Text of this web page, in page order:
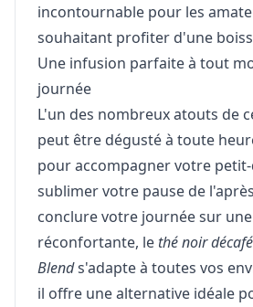
incontournable pour les
souhaitant profiter d'une
Une infusion parfaite à tout
journée
L'un des nombreux atouts de
peut être dégusté à toute
pour accompagner votre petit-
sublimer votre pause de
conclure votre journée sur
réconfortante, le thé noir
Blends'adapte à toutes vos
il offre une alternative idéale